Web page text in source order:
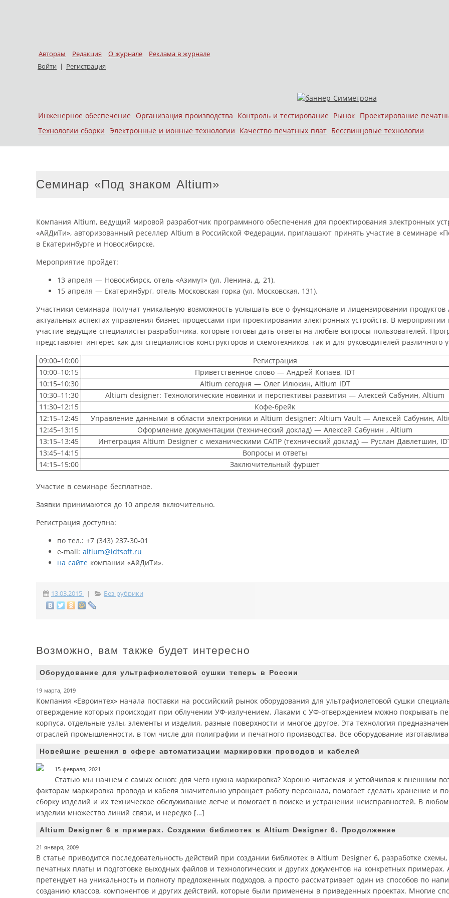
Авторам Редакция О журнале
Реклама в журнале
Войти | Регистрация
Меню
Skip to content
Инженерное обеспечение Организация производства Контроль и тестирование Рынок Проектирование
Технологии сборки Электронные и ионные технологии Качество печатных плат Бессвинцовые технологии
Семинар «Под знаком Altium»
Компания Altium, ведущий мировой разработчик программного обеспечения для проектирования электронных
«АйДиТи», авторизованный реселлер Altium в Российской Федерации, приглашают принять участие в семинаре
в Екатеринбурге и Новосибирске.
Мероприятие пройдет:
13 апреля — Новосибирск, отель «Азимут» (ул. Ленина, д. 21).
15 апреля — Екатеринбург, отель Московская горка (ул. Московская, 131).
Участники семинара получат уникальную возможность услышать все о функционале и лицензировании
актуальных аспектах управления бизнес-процессами при проектировании электронных устройств. В
участие ведущие специалисты разработчика, которые готовы дать ответы на любые вопросы пользователей.
представляет интерес как для специалистов конструкторов и схемотехников, так и для руководителей различного
09:00–10:00
Регистрация
10:00–10:15
Приветственное слово — Андрей Копаев, IDT
10:15–10:30
Altium сегодня — Олег Илюкин, Altium IDT
10:30–11:30
Altium designer: Технологические новинки и перспективы развития — Алексей Сабунин, Altium
11:30–12:15
Кофе-брейк
12:15–12:45
Управление данными в области электроники и Altium designer: Altium Vault — Алексей Сабунин,
12:45–13:15
Оформление документации (технический доклад) — Алексей Сабунин , Altium
13:15–13:45
Интеграция Altium Designer с механическими САПР (технический доклад) — Руслан Давлетшин,
13:45–14:15
Вопросы и ответы
14:15–15:00
Заключительный фуршет
Участие в семинаре бесплатное.
Заявки принимаются до 10 апреля включительно.
Регистрация доступна:
по тел.: +7 (343) 237-30-01
e-mail: altium@idtsoft.ru
на сайте компании «АйДиТи».
13.03.2015 | Без рубрики
Возможно, вам также будет интересно
Оборудование для ультрафиолетовой сушки теперь в России
19 марта, 2019
Компания «Евроинтех» начала поставки на российский рынок оборудования для ультрафиолетовой сушки
отверждение которых происходит при облучении УФ-излучением. Лаками с УФ-отверждением можно покрывать
корпуса, отдельные узлы, элементы и изделия, разные поверхности и многое другое. Эта технология
отраслей промышленности, в том числе для полиграфии и печатного производства. Все оборудование
Новейшие решения в сфере автоматизации маркировки проводов и кабелей
15 февраля, 2021
Статью мы начнем с самых основ: для чего нужна маркировка? Хорошо читаемая и устойчивая к внешним
факторам маркировка провода и кабеля значительно упрощает работу персонала, помогает сделать хранение и
сборку изделий и их техническое обслуживание легче и помогает в поиске и устранении неисправностей. В
изделии множество линий связи, и нередко […]
Altium Designer 6 в примерах. Cоздании библиотек в Altium Designer 6. Продолжение
21 января, 2009
В статье приводится последовательность действий при создании библиотек в Altium Designer 6, разработке схемы,
печатных платы и подготовке выходных файлов и технологических и других документов на конкретных примерах.
претендует на уникальность и полноту предложенных подходов, а просто рассматривает один из способов по
созданию классов, компонентов и других действий, которые были применены в приведенных проектах. Многие